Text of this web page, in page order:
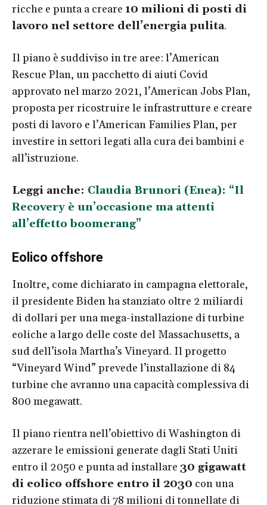
ricche e punta a creare 10 milioni di posti di
lavoro nel settore dell’energia pulita.
Il piano è suddiviso in tre aree: l’American
Rescue Plan, un pacchetto di aiuti Covid
approvato nel marzo 2021, l’American Jobs Plan,
proposta per ricostruire le infrastrutture e creare
posti di lavoro e l’American Families Plan, per
investire in settori legati alla cura dei bambini e
all’istruzione.
Leggi anche: Claudia Brunori (Enea): “Il
Recovery è un’occasione ma attenti
all’effetto boomerang”
Eolico offshore
Inoltre, come dichiarato in campagna elettorale,
il presidente Biden ha stanziato oltre 2 miliardi
di dollari per una mega-installazione di turbine
eoliche a largo delle coste del Massachusetts, a
sud dell’isola Martha’s Vineyard. Il progetto
“Vineyard Wind” prevede l’installazione di 84
turbine che avranno una capacità complessiva di
800 megawatt.
Il piano rientra nell’obiettivo di Washington di
azzerare le emissioni generate dagli Stati Uniti
entro il 2050 e punta ad installare 30 gigawatt
di eolico offshore entro il 2030 con una
riduzione stimata di 78 milioni di tonnellate di